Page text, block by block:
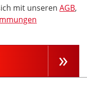
mit unseren AGB,